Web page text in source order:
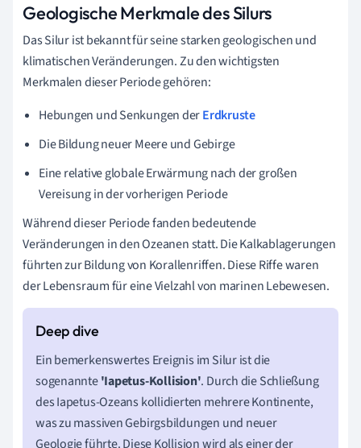
Geologische Merkmale des Silurs
Das Silur ist bekannt für seine starken geologischen und
klimatischen Veränderungen. Zu den wichtigsten
Merkmalen dieser Periode gehören:
Hebungen und Senkungen derErdkruste
Die Bildung neuer Meere und Gebirge
Eine relative globale Erwärmung nach der großen
Vereisung in der vorherigen Periode
Während dieser Periode fanden bedeutende
Veränderungen in den Ozeanen statt. Die Kalkablagerungen
führten zur Bildung von Korallenriffen. Diese Riffe waren
der Lebensraum für eine Vielzahl von marinen Lebewesen.
Ein bemerkenswertes Ereignis im Silur ist die
sogenannte'Iapetus-Kollision'. Durch die Schließung
des Iapetus-Ozeans kollidierten mehrere Kontinente,
was zu massiven Gebirgsbildungen und neuer
Geologie führte. Diese Kollision wird als einer der